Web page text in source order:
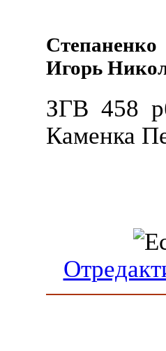
Степаненко
Игорь
ЗГВ 458
Каменка